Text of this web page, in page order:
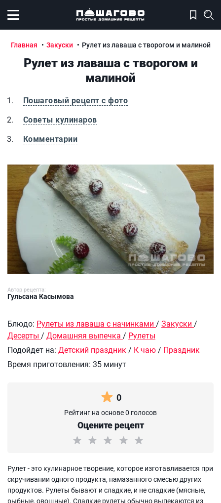
Открыть меню
Главная Закуски Рулет из лаваша с творогом и малиной
Рулет из лаваша с творогом и
малиной
Пошаговый рецепт с фото
Советы кулинаров
Комментарии
Рулет из лаваша с творогом и малиной
Автор рецепта:
Гульсана Касымова
Блюдо: Рулеты из лаваша с начинками / Закуски /
Десерты / Домашняя выпечка / Рулеты
Подойдет на: Детский праздник/ К чаю/ Праздник
Время приготовления: 35 минут
0
Рейтинг на основе 0 голосов
Оцените рецепт
Рулет - это кулинарное творение, которое изготавливается при
скручивании одного продукта, намазанного смесью других
продуктов. Рулеты бывают и сладкие, и не сладкие (мясные,
рыбные, овощные). Сладкие рулеты обычно выпекаются из